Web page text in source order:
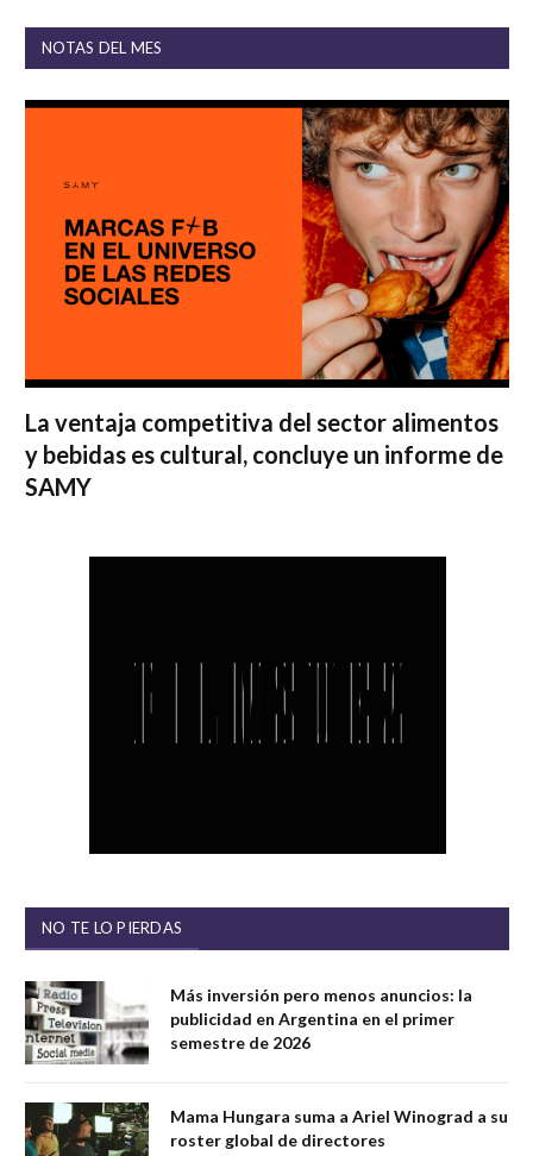
NOTAS DEL MES
La ventaja competitiva del sector alimentos
y bebidas es cultural, concluye un informe de
SAMY
NO TE LO PIERDAS
Más inversión pero menos anuncios: la
publicidad en Argentina en el primer
semestre de 2026
Mama Hungara suma a Ariel Winograd a su
roster global de directores